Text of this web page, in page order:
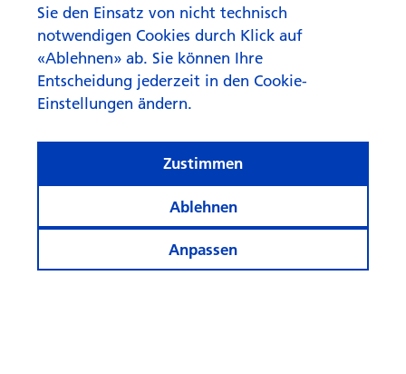
Warum jetzt die Stunde der
Unter­nehmens­anlei­hen
Sie den Einsatz von nicht technisch
notwendigen Cookies durch Klick auf
«Ablehnen» ab. Sie können Ihre
Entscheidung jederzeit in den Cookie-
Einstellungen ändern.
Anpassen
Ablehnen
Zustimmen